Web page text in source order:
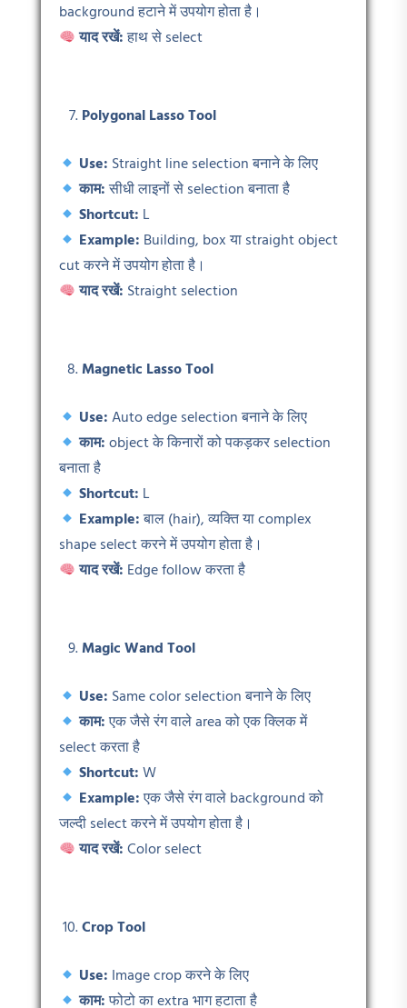
background हटाने में उपयोग होता है।
याद रखें:हाथ से select
Polygonal Lasso Tool
Use: Straight line selection बनाने के लिए
काम:सीधी लाइनों से selection बनाता है
Shortcut: L
Example: Building, box या straight object
cut करने में उपयोग होता है।
याद रखें: Straight selection
Magnetic Lasso Tool
Use:Auto edge selection बनाने के लिए
काम:object के किनारों को पकड़कर selection
बनाता है
Shortcut: L
Example:बाल (hair), व्यक्ति या complex
shape select करने में उपयोग होता है।
याद रखें: Edge follow करता है
Magic Wand Tool
Use: Same color selection बनाने के लिए
काम:एक जैसे रंग वाले area को एक क्लिक में
select करता है
Shortcut:W
Example:एक जैसे रंग वाले background को
जल्दी select करने में उपयोग होता है।
याद रखें:Color select
Crop Tool
Use: Image crop करने के लिए
काम:फोटो का extra भाग हटाता है